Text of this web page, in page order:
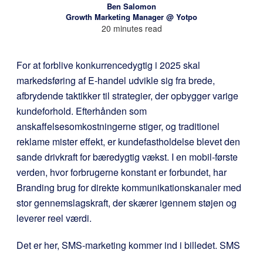
Ben Salomon
Growth Marketing Manager @ Yotpo
20 minutes read
For at forblive konkurrencedygtig i 2025 skal
markedsføring af E-handel udvikle sig fra brede,
afbrydende taktikker til strategier, der opbygger varige
kundeforhold. Efterhånden som
anskaffelsesomkostningerne stiger, og traditionel
reklame mister effekt, er kundefastholdelse blevet den
sande drivkraft for bæredygtig vækst. I en mobil-første
verden, hvor forbrugerne konstant er forbundet, har
Branding brug for direkte kommunikationskanaler med
stor gennemslagskraft, der skærer igennem støjen og
leverer reel værdi.
Det er her, SMS-marketing kommer ind i billedet. SMS